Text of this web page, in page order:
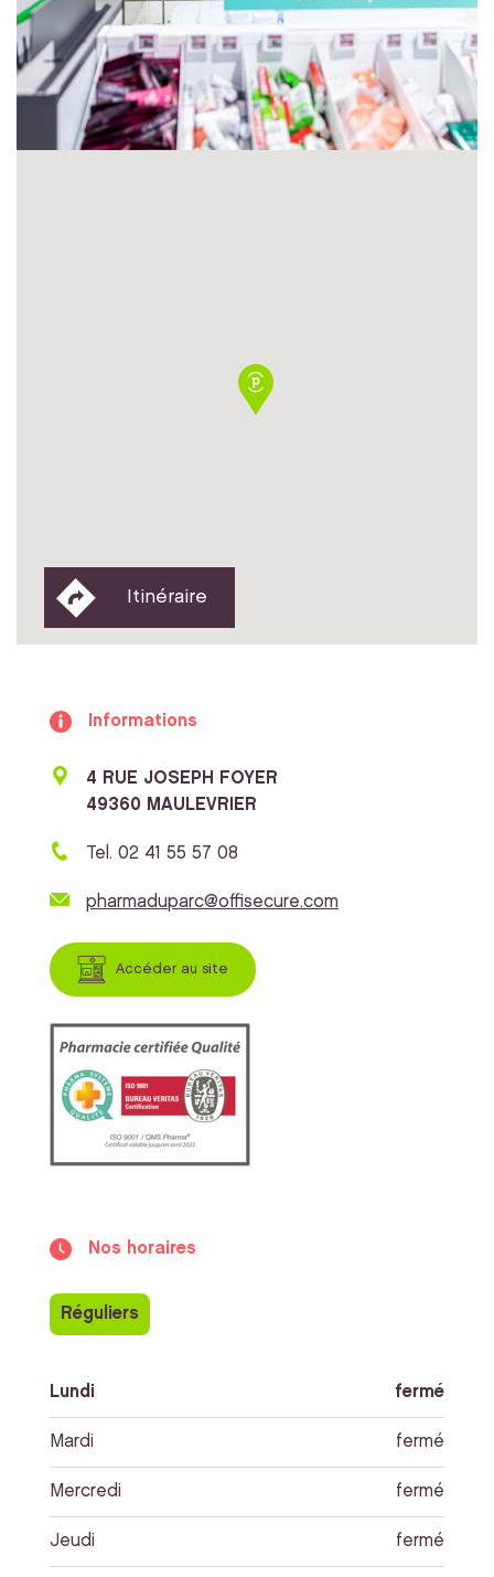
Itinéraire
Informations
4 RUE JOSEPH FOYER
49360 MAULEVRIER
Tel. 02 41 55 57 08
pharmaduparc@offisecure.com
Accéder au site
Nos horaires
Réguliers
Lundi fermé
Mardi fermé
Mercredi fermé
Jeudi fermé